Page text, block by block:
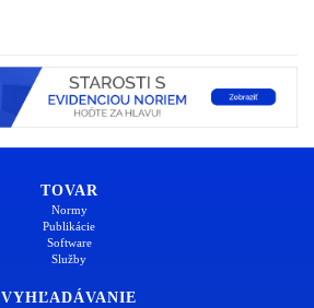
TOVAR
Normy
Publikácie
Software
Služby
VYHĽADÁVANIE